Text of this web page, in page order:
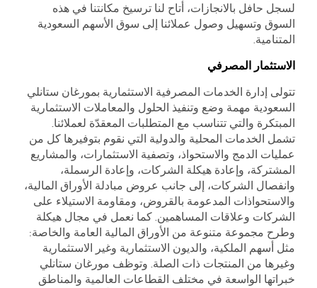
لسجل حافل بالانجازات، أتاح لنا ترسيخ مكانتنا في هذه
السوق وتسهيل وصول عملائنا إلى سوق الأسهم السعودية
المتنامية.
الاستثمار المصرفي
تتولى إدارة الخدمات المصرفية الاستثمارية بمورغان ستانلي
السعودية مهمة وضع وتنفيذ الحلول والمعاملات الاستثمارية
المبتكرة والتي تتناسب مع المتطلبات المعقدّة لعملائنا.
تشمل الخدمات المحلية والدولية التي نقوم بتوفيرها كل من
عمليات الدمج والاستحواذ، وتصفية الاستثمارات، والمشاريع
المشتركة، وإعادة ھيكلة الشركات، وإعادة الرسملة،
وانفصال الشركات، إلى جانب عروض مبادلة الأوراق المالية،
والاستحواذات المدعومة بالقروض، ومقاومة الاستيلاء على
الشركات وعلاقات المساھمين. كما نعمل في مجال هيكلة
وطرح مجموعة متنوعة من الأوراق المالية العامة والخاصة:
مثل أسھم الملكية، والديون الاستثمارية وغير الاستثمارية
وغيرها من المنتجات ذات الصلة. وتوظف مورغان ستانلي
خبراتھا الواسعة في مختلف القطاعات العالمية والمناطق